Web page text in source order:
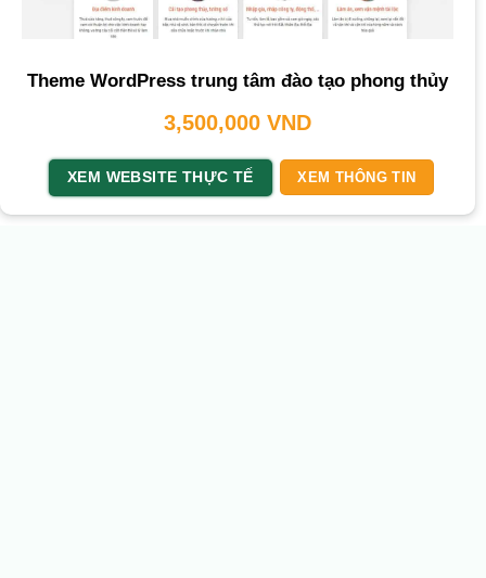
Theme WordPress trung tâm đào tạo phong thủy
3,500,000 VND
XEM WEBSITE THỰC TẾ XEM THÔNG TIN